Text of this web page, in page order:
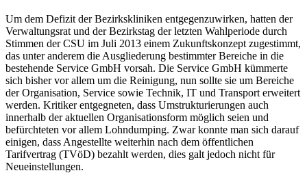
Um dem Defizit der Bezirkskliniken entgegenzuwirken, hatten der
Verwaltungsrat und der Bezirkstag der letzten Wahlperiode durch
Stimmen der CSU im Juli 2013 einem Zukunftskonzept zugestimmt,
das unter anderem die Ausgliederung bestimmter Bereiche in die
bestehende Service GmbH vorsah. Die Service GmbH kümmerte
sich bisher vor allem um die Reinigung, nun sollte sie um Bereiche
der Organisation, Service sowie Technik, IT und Transport erweitert
werden. Kritiker entgegneten, dass Umstrukturierungen auch
innerhalb der aktuellen Organisationsform möglich seien und
befürchteten vor allem Lohndumping. Zwar konnte man sich darauf
einigen, dass Angestellte weiterhin nach dem öffentlichen
Tarifvertrag (TVöD) bezahlt werden, dies galt jedoch nicht für
Neueinstellungen.